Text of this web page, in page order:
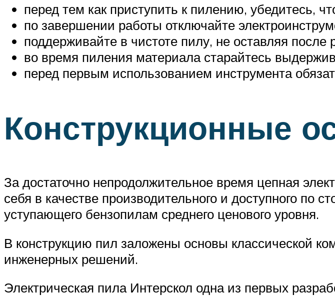
перед тем как приступить к пилению, убедитесь,
по завершении работы отключайте
поддерживайте в чистоте пилу, не оставляя
во время пиления материала старайтесь
перед первым использованием инструмента
Конструкционные
За достаточно непродолжительное время цепная
себя в качестве производительного и доступного по
уступающего бензопилам среднего ценового уровня.
В конструкцию пил заложены основы классической
инженерных решений.
Электрическая пила Интерскол одна из первых